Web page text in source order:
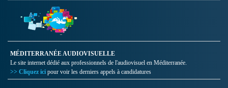
MÉDITERRANÉE AUDIOVISUELLE
Le site internet dédié aux professionnels de l'audiovisuel en Méditerranée.
>> Cliquez ici pour voir les derniers appels à candidatures